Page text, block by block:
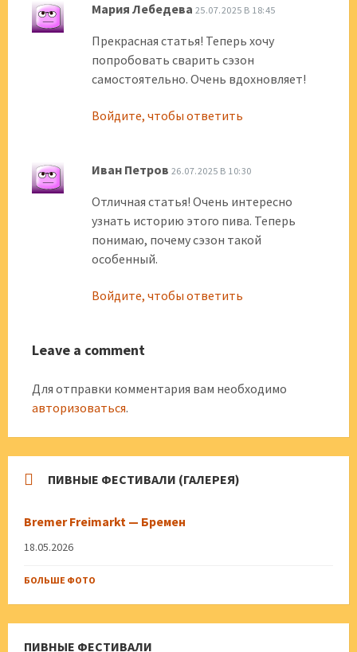
Мария Лебедева 25.07.2025 В 18:45
Прекрасная статья! Теперь хочу
попробовать сварить сэзон
самостоятельно. Очень вдохновляет!
Войдите, чтобы ответить
Иван Петров 26.07.2025 В 10:30
Отличная статья! Очень интересно
узнать историю этого пива. Теперь
понимаю, почему сэзон такой
особенный.
Войдите, чтобы ответить
Leave a comment
Для отправки комментария вам необходимо
авторизоваться.
ПИВНЫЕ ФЕСТИВАЛИ (ГАЛЕРЕЯ)
Bremer Freimarkt — Бремен
18.05.2026
БОЛЬШЕ ФОТО
ПИВНЫЕ ФЕСТИВАЛИ